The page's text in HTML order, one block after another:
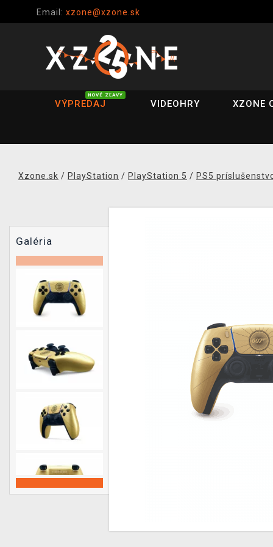
Email: xzone@xzone.sk
VÝPREDAJ
NOVÉ ZĽAVY
VIDEOHRY XZONE
Xzone.sk / PlayStation / PlayStation 5 / PS5
Galéria